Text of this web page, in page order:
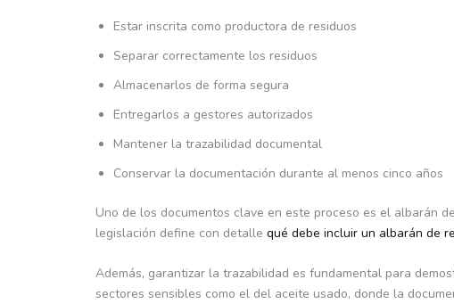
Estar inscrita como productora de residuos
Separar correctamente los residuos
Almacenarlos de forma segura
Entregarlos a gestores autorizados
Mantener la trazabilidad documental
Conservar la documentación durante al menos cinco años
Uno de los documentos clave en este proceso es el albarán
legislación define con detalle qué debe incluir un albarán de
Además, garantizar la trazabilidad es fundamental para
sectores sensibles como el del aceite usado, donde la